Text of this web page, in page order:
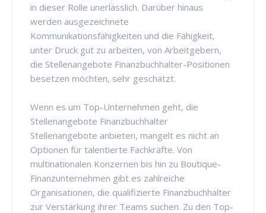
in dieser Rolle unerlässlich. Darüber hinaus
werden ausgezeichnete
Kommunikationsfähigkeiten und die Fähigkeit,
unter Druck gut zu arbeiten, von Arbeitgebern,
die Stellenangebote Finanzbuchhalter-Positionen
besetzen möchten, sehr geschätzt.
Wenn es um Top-Unternehmen geht, die
Stellenangebote Finanzbuchhalter
Stellenangebote anbieten, mangelt es nicht an
Optionen für talentierte Fachkräfte. Von
multinationalen Konzernen bis hin zu Boutique-
Finanzunternehmen gibt es zahlreiche
Organisationen, die qualifizierte Finanzbuchhalter
zur Verstärkung ihrer Teams suchen. Zu den Top-